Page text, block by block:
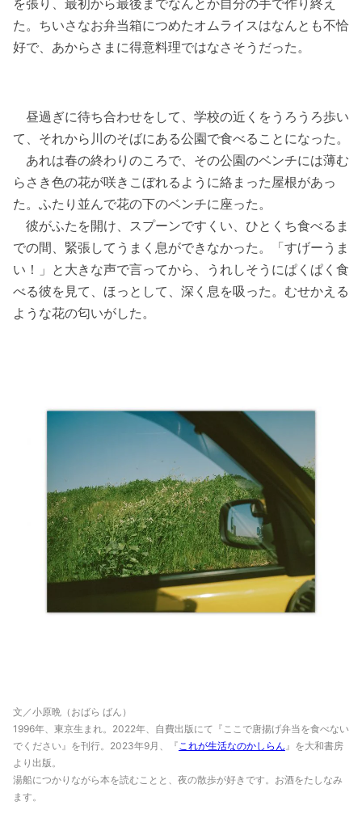
を張り、最初から最後までなんとか自分の手で作り終え
た。ちいさなお弁当箱につめたオムライスはなんとも不恰
好で、あからさまに得意料理ではなさそうだった。
昼過ぎに待ち合わせをして、学校の近くをうろうろ歩い
て、それから川のそばにある公園で食べることになった。
あれは春の終わりのころで、その公園のベンチには薄む
らさき色の花が咲きこぼれるように絡まった屋根があっ
た。ふたり並んで花の下のベンチに座った。
彼がふたを開け、スプーンですくい、ひとくち食べるま
での間、緊張してうまく息ができなかった。「すげーうま
い！」と大きな声で言ってから、うれしそうにぱくぱく食
べる彼を見て、ほっとして、深く息を吸った。むせかえる
ような花の匂いがした。
文／小原晩（おばら ばん）
1996年、東京生まれ。2022年、自費出版にて『ここで唐揚げ弁当を食べない
でください』を刊行。2023年9月、『 これが生活なのかしらん 』を大和書房
より出版。
湯船につかりながら本を読むことと、夜の散歩が好きです。お酒をたしなみ
ます。